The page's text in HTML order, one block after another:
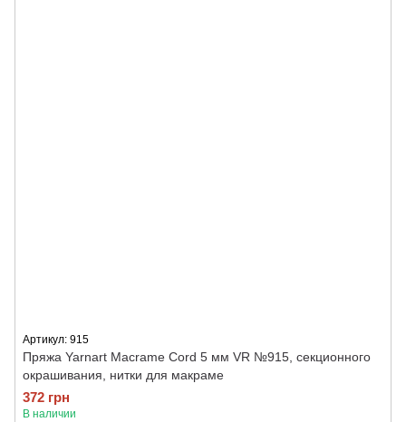
Артикул: 915
Пряжа Yarnart Macrame Cord 5 мм VR №915, секционного
окрашивания, нитки для макраме
372 грн
В наличии